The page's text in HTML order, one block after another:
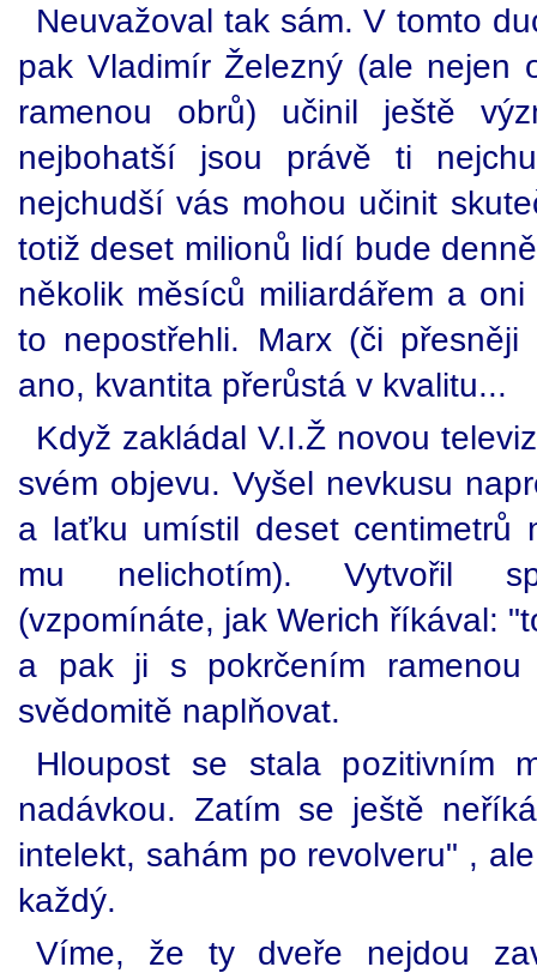
Neuvažoval tak sám. V tomto
pak Vladimír Železný (ale nejen
ramenou obrů) učinil ještě
nejbohatší jsou právě ti
nejchudší vás mohou učinit
totiž deset milionů lidí bude
několik měsíců miliardářem a
to nepostřehli. Marx (či
ano, kvantita přerůstá v kvalitu...
Když zakládal V.I.Ž novou
svém objevu. Vyšel nevkusu
a laťku umístil deset centimetrů
mu nelichotím). Vytvořil
(vzpomínáte, jak Werich říkával:
a pak ji s pokrčením
svědomitě naplňovat.
Hloupost se stala pozitivním
nadávkou. Zatím se ještě
intelekt, sahám po revolveru" ,
každý.
Víme, že ty dveře nejdou